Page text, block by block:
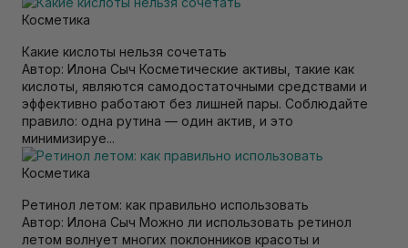
Косметика
Какие кислоты нельзя сочетать
Автор: Илона Сыч Косметические активы, такие как
кислоты, являются самодостаточными средствами и
эффективно работают без лишней пары. Соблюдайте
правило: одна рутина — один актив, и это
минимизируе...
Косметика
Ретинол летом: как правильно использовать
Автор: Илона Сыч Можно ли использовать ретинол
летом волнует многих поклонников красоты и